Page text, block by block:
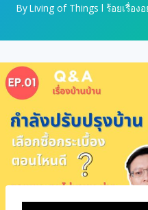
ByLiving of Things l ร้อยเรื่องอ